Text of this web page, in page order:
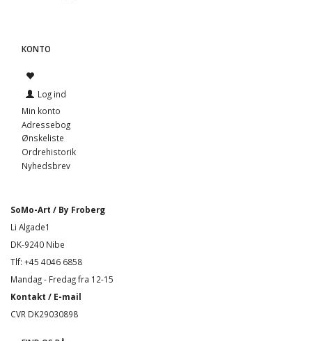
KONTO
Log ind
Min konto
Adressebog
Ønskeliste
Ordrehistorik
Nyhedsbrev
SoMo-Art / By Froberg
Li Algade1
DK-9240 Nibe
Tlf: +45 4046 6858
Mandag - Fredag fra 12-15
Kontakt / E-mail
CVR DK29030898